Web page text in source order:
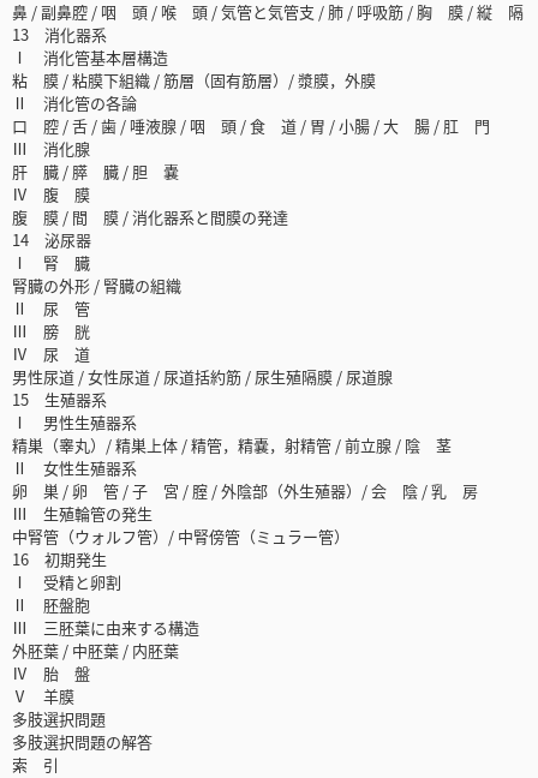
鼻 / 副鼻腔 / 咽 頭 / 喉 頭 / 気管と気管支 / 肺 / 呼吸筋 / 胸 膜 / 縦 隔
13 消化器系
Ⅰ 消化管基本層構造
粘 膜 / 粘膜下組織 / 筋層（固有筋層）/ 漿膜，外膜
Ⅱ 消化管の各論
口 腔 / 舌 / 歯 / 唾液腺 / 咽 頭 / 食 道 / 胃 / 小腸 / 大 腸 / 肛 門
Ⅲ 消化腺
肝 臓 / 膵 臓 / 胆 嚢
Ⅳ 腹 膜
腹 膜 / 間 膜 / 消化器系と間膜の発達
14 泌尿器
Ⅰ 腎 臓
腎臓の外形 / 腎臓の組織
Ⅱ 尿 管
Ⅲ 膀 胱
Ⅳ 尿 道
男性尿道 / 女性尿道 / 尿道括約筋 / 尿生殖隔膜 / 尿道腺
15 生殖器系
Ⅰ 男性生殖器系
精巣（睾丸）/ 精巣上体 / 精管，精嚢，射精管 / 前立腺 / 陰 茎
Ⅱ 女性生殖器系
卵 巣 / 卵 管 / 子 宮 / 腟 / 外陰部（外生殖器）/ 会 陰 / 乳 房
Ⅲ 生殖輪管の発生
中腎管（ウォルフ管）/ 中腎傍管（ミュラー管）
16 初期発生
Ⅰ 受精と卵割
Ⅱ 胚盤胞
Ⅲ 三胚葉に由来する構造
外胚葉 / 中胚葉 / 内胚葉
Ⅳ 胎 盤
Ⅴ 羊膜
多肢選択問題
多肢選択問題の解答
索 引